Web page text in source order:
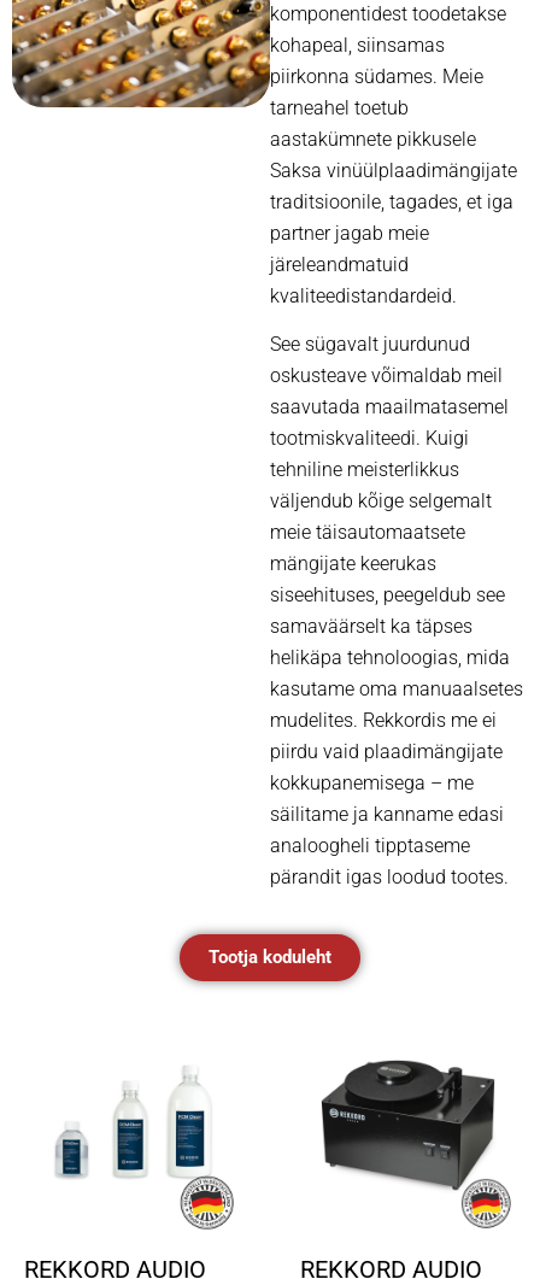
komponentidest toodetakse
kohapeal, siinsamas
piirkonna südames. Meie
tarneahel toetub
aastakümnete pikkusele
Saksa vinüülplaadimängijate
traditsioonile, tagades, et iga
partner jagab meie
järeleandmatuid
kvaliteedistandardeid.
See sügavalt juurdunud
oskusteave võimaldab meil
saavutada maailmatasemel
tootmiskvaliteedi. Kuigi
tehniline meisterlikkus
väljendub kõige selgemalt
meie täisautomaatsete
mängijate keerukas
siseehituses, peegeldub see
samaväärselt ka täpses
helikäpa tehnoloogias, mida
kasutame oma manuaalsetes
mudelites. Rekkordis me ei
piirdu vaid plaadimängijate
kokkupanemisega – me
säilitame ja kanname edasi
analoogheli tipptaseme
pärandit igas loodud tootes.
Tootja koduleht
REKKORD AUDIO REKKORD AUDIO